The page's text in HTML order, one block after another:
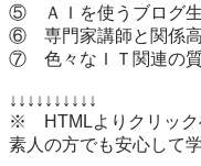
⑤　ＡＩを使うブログ
⑥　専門家講師と関係
⑦　色々なＩＴ関連の
↓↓↓↓↓↓↓↓↓↓
※　HTMLよりクリッ
素人の方でも安心して